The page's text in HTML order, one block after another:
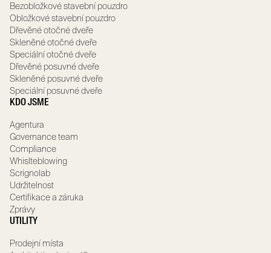
Bezobložkové stavební pouzdro
Obložkové stavební pouzdro
Dřevěné otočné dveře
Skleněné otočné dveře
Speciální otočné dveře
Dřevěné posuvné dveře
Skleněné posuvné dveře
Speciální posuvné dveře
KDO JSME
Agentura
Governance team
Compliance
Whislteblowing
Scrignolab
Udržitelnost
Certifikace a záruka
Zprávy
UTILITY
Prodejní místa